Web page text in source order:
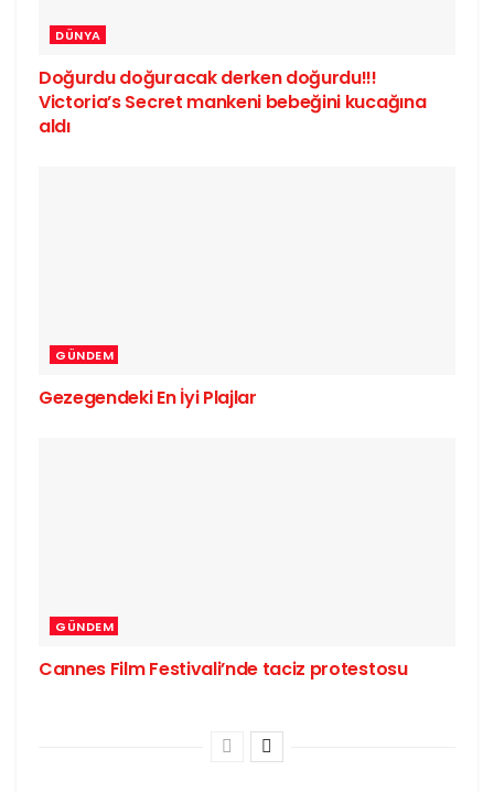
DÜNYA
Doğurdu doğuracak derken doğurdu!!!
Victoria’s Secret mankeni bebeğini kucağına
aldı
GÜNDEM
Gezegendeki En İyi Plajlar
GÜNDEM
Cannes Film Festivali’nde taciz protestosu